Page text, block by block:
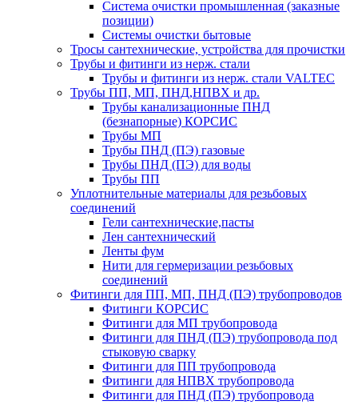
Система очистки промышленная (заказные
позиции)
Системы очистки бытовые
Тросы сантехнические, устройства для прочистки
Трубы и фитинги из нерж. стали
Трубы и фитинги из нерж. стали VALTEC
Трубы ПП, МП, ПНД,НПВХ и др.
Трубы канализационные ПНД
(безнапорные) КОРСИС
Трубы МП
Трубы ПНД (ПЭ) газовые
Трубы ПНД (ПЭ) для воды
Трубы ПП
Уплотнительные материалы для резьбовых
соединений
Гели сантехнические,пасты
Лен сантехнический
Ленты фум
Нити для гермеризации резьбовых
соединений
Фитинги для ПП, МП, ПНД (ПЭ) трубопроводов
Фитинги КОРСИС
Фитинги для МП трубопровода
Фитинги для ПНД (ПЭ) трубопровода под
стыковую сварку
Фитинги для ПП трубопровода
Фитинги для НПВХ трубопровода
Фитинги для ПНД (ПЭ) трубопровода